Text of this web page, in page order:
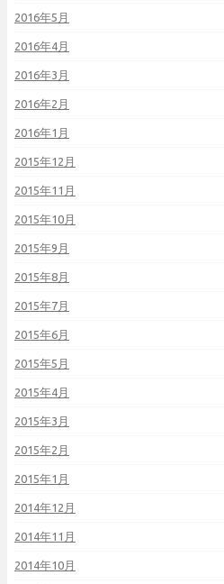
2016年5月
2016年4月
2016年3月
2016年2月
2016年1月
2015年12月
2015年11月
2015年10月
2015年9月
2015年8月
2015年7月
2015年6月
2015年5月
2015年4月
2015年3月
2015年2月
2015年1月
2014年12月
2014年11月
2014年10月